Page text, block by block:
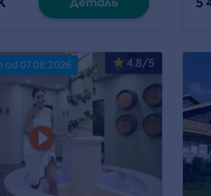
4.8/5
od 07.08.2026